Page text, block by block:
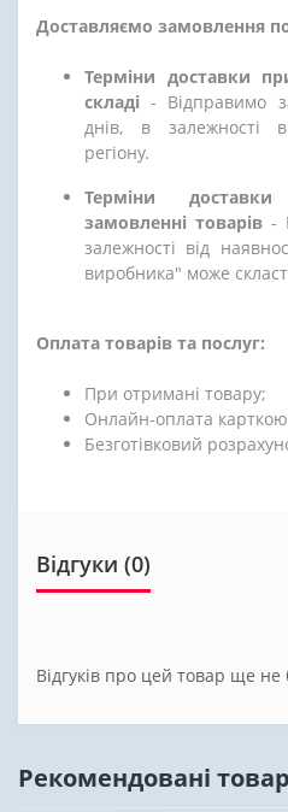
Доставляємо замовлення по
Терміни доставки
складі - Відправимо
днів, в залежності
регіону.
Терміни
замовленні товарів -
залежності від
виробника" може
Оплата товарів та послуг:
При отримані товару;
Онлайн-оплата
Безготівковий
Відгуки (0)
Відгуків про цей товар ще не
Рекомендовані